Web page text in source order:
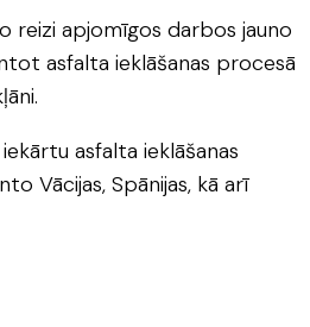
reizi apjomīgos darbos jauno
asfalta ieklāšanas procesā
asfalta ieklāšanas
Vācijas, Spānijas, kā arī